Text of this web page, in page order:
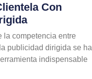
Con
la competencia entre
publicidad dirigida se ha
indispensable